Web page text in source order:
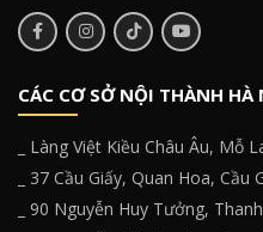
CÁC CƠ SỞ NỘI THÀNH HÀ
_ Làng Việt Kiều Châu Âu, Mỗ
_ 37 Cầu Giấy, Quan Hoa, Cầu
_ 90 Nguyễn Huy Tưởng,